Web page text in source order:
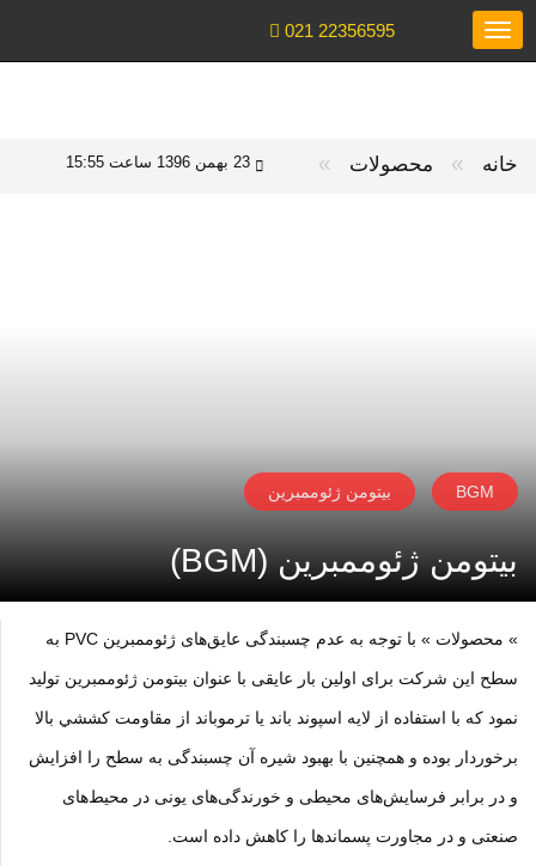
Toggle
021 22356595
خانه » محصولات » 23 بهمن 1396 ساعت 15:55
BGM بیتومن ژئوممبرین
بیتومن ژئوممبرین (BGM)
» محصولات » با توجه به عدم چسبندگی عايق‌های ژئوممبرين PVC به
سطح اين شركت برای اولين بار عايقی با عنوان بيتومن ژئوممبرين توليد
نمود كه با استفاده از لايه اسپوند باند يا ترموباند از مقاومت كششي بالا
برخوردار بوده و همچنين با بهبود شيره آن چسبندگی به سطح را افزايش
و در برابر فرسايش‌های محيطی و خورندگی‌های يونی در محيط‌های
صنعتی و در مجاورت پسماندها را كاهش داده است.